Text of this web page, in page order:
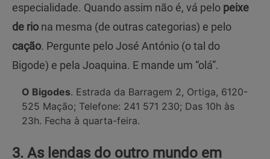
especialidade. Quando assim não é, vá pelo peixe
de rio na mesma (de outras categorias) e pelo
cação. Pergunte pelo José António (o tal do
Bigode) e pela Joaquina. E mande um “olá”.
O Bigodes. Estrada da Barragem 2, Ortiga, 6120-
525 Mação; Telefone: 241 571 230; Das 10h às
23h. Fecha à quarta-feira.
3. As lendas do outro mundo em